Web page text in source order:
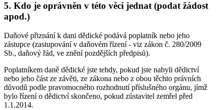
5. Kdo je oprávněn v této věci jednat (podat žádost
apod.)
Daňové přiznání k dani dědické podává poplatník nebo jeho
zástupce (zastupování v daňovém řízení - viz zákon č. 280/2009
Sb., daňový řád, ve znění pozdějších předpisů).
Poplatníkem daně dědické jste tehdy, pokud jste nabyli dědictví
nebo jeho část ze závěti, ze zákona nebo z obou těchto právních
důvodů podle pravomocného rozhodnutí příslušného orgánu, jímž
bylo řízení o dědictví skončeno, pokud zůstavitel zemřel před
1.1.2014.